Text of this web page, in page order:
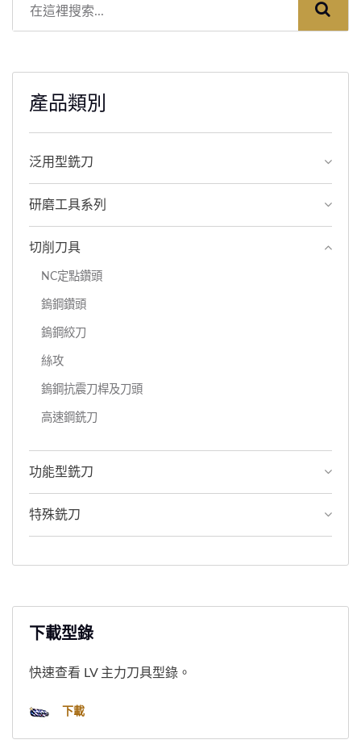
產品類別
泛用型銑刀
研磨工具系列
切削刀具
NC定點鑽頭
鎢鋼鑽頭
鎢鋼絞刀
絲攻
鎢鋼抗震刀桿及刀頭
高速鋼銑刀
功能型銑刀
特殊銑刀
下載型錄
快速查看 LV 主力刀具型錄。
下載